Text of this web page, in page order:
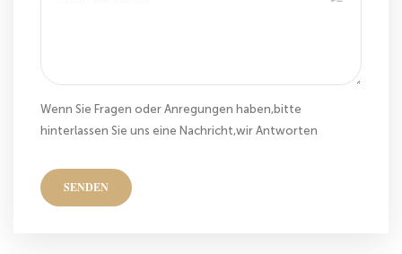
Wenn Sie Fragen oder Anregungen haben,bitte
hinterlassen Sie uns eine Nachricht,wir Antworten
SENDEN